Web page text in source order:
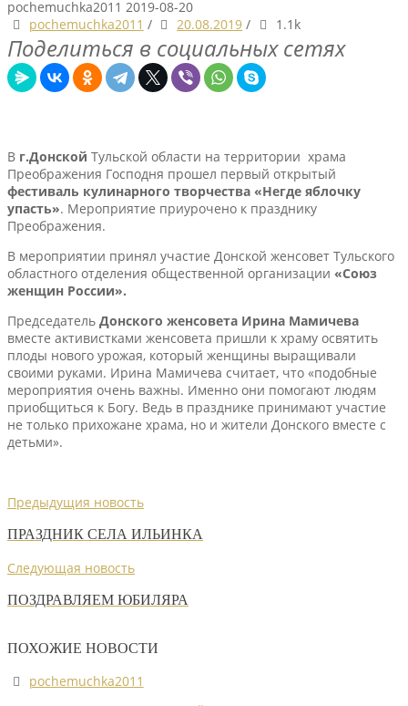
pochemuchka2011 2019-08-20
pochemuchka2011 / 20.08.2019 / 1.1k
Поделиться в социальных сетях
В г.Донской Тульской области на территории храма
Преображения Господня прошел первый открытый
фестиваль кулинарного творчества «Негде яблочку
упасть». Мероприятие приурочено к празднику
Преображения.
В мероприятии принял участие Донской женсовет Тульского
областного отделения общественной организации «Союз
женщин России».
Председатель Донского женсовета Ирина Мамичева
вместе активистками женсовета пришли к храму освятить
плоды нового урожая, который женщины выращивали
своими руками. Ирина Мамичева считает, что «подобные
мероприятия очень важны. Именно они помогают людям
приобщиться к Богу. Ведь в празднике принимают участие
не только прихожане храма, но и жители Донского вместе с
детьми».
Предыдущия новость
ПРАЗДНИК СЕЛА ИЛЬИНКА
Следующая новость
ПОЗДРАВЛЯЕМ ЮБИЛЯРА
ПОХОЖИЕ НОВОСТИ
pochemuchka2011